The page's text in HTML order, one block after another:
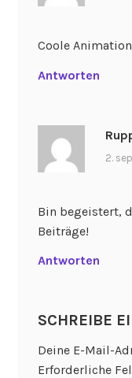
Coole
Antworten
2.
Bin begeistert,
Beiträge!
Antworten
SCHREIBE
Deine E-Mail-
Erforderliche